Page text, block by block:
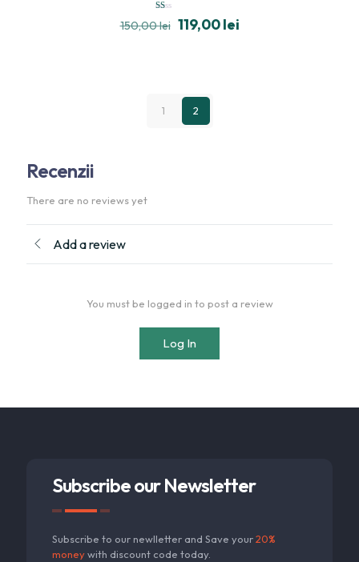
Evaluat
la
150,00lei 119,00lei
1 2
Recenzii
There are no reviews yet
Add a review
You must be logged in to post a review
Log In
Subscribe our Newsletter
Subscribe to our newlletter and Save your20%
moneywith discount code today.